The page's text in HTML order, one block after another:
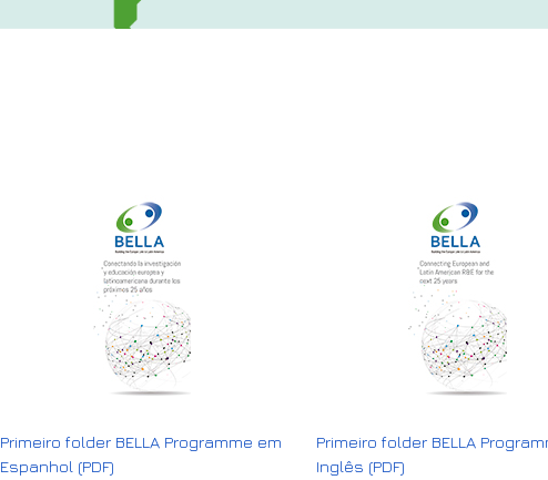
Primeiro folder BELLA Programme em
Espanhol (PDF)
Primeiro folder BELLA
Inglês (PDF)